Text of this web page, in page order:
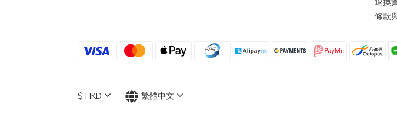
條款
$ HKD 繁體中文